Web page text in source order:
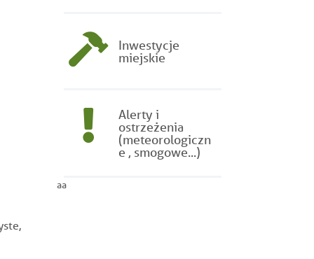
Inwestycje
miejskie
Alerty i
ostrzeżenia
(meteorologiczn
e , smogowe...)
aa